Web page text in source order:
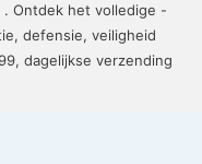
. Ontdek het volledige -
defensie, veiligheid
dagelijkse verzending